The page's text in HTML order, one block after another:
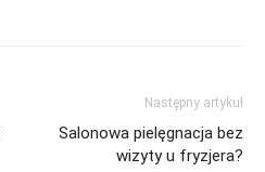
Następny artykuł
Salonowa pielęgnacja bez
wizyty u fryzjera?